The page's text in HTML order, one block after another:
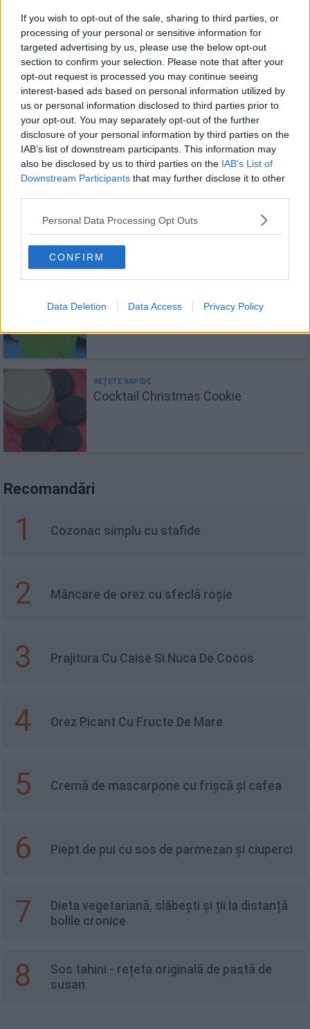
If you wish to opt-out of the sale, sharing to third parties, or
processing of your personal or sensitive information for
targeted advertising by us, please use the below opt-out
section to confirm your selection. Please note that after your
opt-out request is processed you may continue seeing
interest-based ads based on personal information utilized by
us or personal information disclosed to third parties prior to
your opt-out. You may separately opt-out of the further
disclosure of your personal information by third parties on the
IAB’s list of downstream participants. This information may
also be disclosed by us to third parties on the IAB’s List of
Downstream Participants that may further disclose it to other
Personal Data Processing Opt Outs
CONFIRM
Data Deletion Data Access Privacy Policy
Creveți cu legume la wok, în stil
asiatic
Salată de creveți cu portocale,
avocado și fenicul
Cocktail Grinch
Cocktail Christmas Cookie
Recomandări
1 Cozonac simplu cu stafide
2 Mâncare de orez cu sfeclă roșie
3 Prajitura Cu Caise Si Nuca De Cocos
4 Orez Picant Cu Fructe De Mare
5 Cremă de mascarpone cu frișcă și cafea
6 Piept de pui cu sos de parmezan și ciuperci
7
Dieta vegetariană, slăbești și ții la distanță
bolile cronice
8
Sos tahini - rețeta originală de pastă de
susan